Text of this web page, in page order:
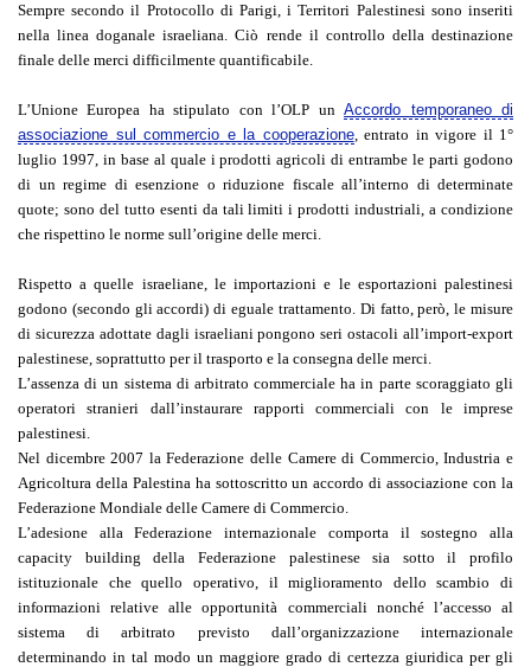
Sempre secondo il Protocollo di Parigi, i Territori Palestinesi sono inseriti
nella linea doganale israeliana. Ciò rende il controllo della destinazione
finale delle merci difficilmente quantificabile.
L’Unione Europea ha stipulato con l’OLP unAccordo temporaneo di
associazione sul commercio e la cooperazione, entrato in vigore il 1°
luglio 1997, in base al quale i prodotti agricoli di entrambe le parti godono
di un regime di esenzione o riduzione fiscale all’interno di determinate
quote; sono del tutto esenti da tali limiti i prodotti industriali, a condizione
che rispettino le norme sull’origine delle merci.
Rispetto a quelle israeliane, le importazioni e le esportazioni palestinesi
godono (secondo gli accordi) di eguale trattamento. Di fatto, però, le misure
di sicurezza adottate dagli israeliani pongono seri ostacoli all’import-export
palestinese, soprattutto per il trasporto e la consegna delle merci.
L’assenza di un sistema di arbitrato commerciale ha in parte scoraggiato gli
operatori stranieri dall’instaurare rapporti commerciali con le imprese
palestinesi.
Nel dicembre 2007 la Federazione delle Camere di Commercio, Industria e
Agricoltura della Palestina ha sottoscritto un accordo di associazione con la
Federazione Mondiale delle Camere di Commercio.
L’adesione alla Federazione internazionale comporta il sostegno alla
capacity building della Federazione palestinese sia sotto il profilo
istituzionale che quello operativo, il miglioramento dello scambio di
informazioni relative alle opportunità commerciali nonché l’accesso al
sistema di arbitrato previsto dall’organizzazione internazionale
determinando in tal modo un maggiore grado di certezza giuridica per gli